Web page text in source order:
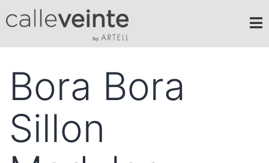
Bora Bora
Sillon